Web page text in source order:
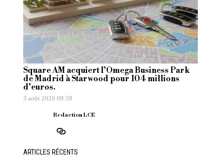
Square AM acquiert l’Omega Business Park
de Madrid à Starwood pour 104 millions
d’euros.
3 août 2026 09:59
Redaction LCE
ARTICLES RÉCENTS